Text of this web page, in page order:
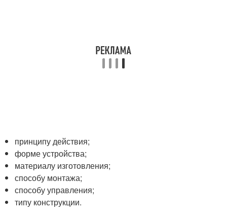
принципу действия;
форме устройства;
материалу изготовления;
способу монтажа;
способу управления;
типу конструкции.